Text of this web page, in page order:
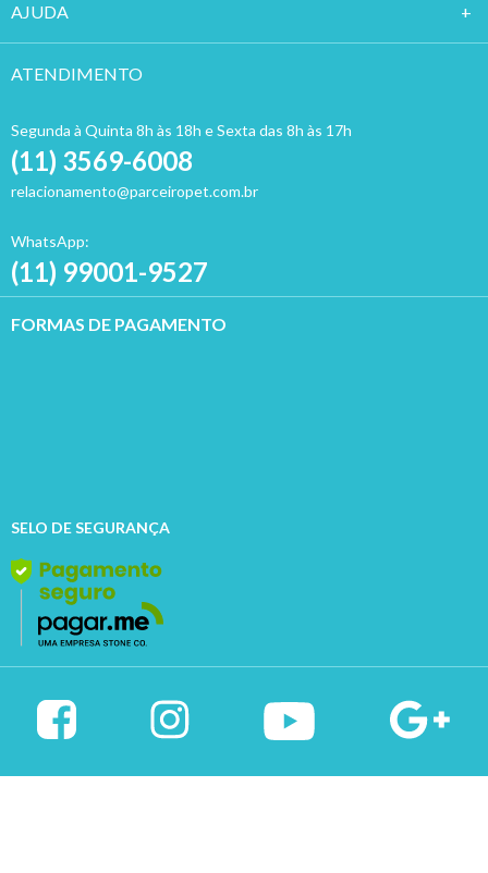
AJUDA
ATENDIMENTO
Segunda à Quinta 8h às 18h e Sexta das 8h às 17h
(11) 3569-6008
relacionamento@parceiropet.com.br
WhatsApp:
(11) 99001-9527
FORMAS DE PAGAMENTO
SELO DE SEGURANÇA